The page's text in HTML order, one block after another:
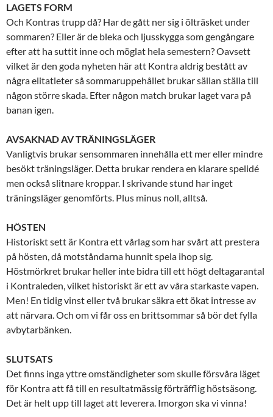
LAGETS FORM
Och Kontras trupp då? Har de gått ner sig i ölträsket under
sommaren? Eller är de bleka och ljusskygga som gengångare
efter att ha suttit inne och möglat hela semestern? Oavsett
vilket är den goda nyheten här att Kontra aldrig bestått av
några elitatleter så sommaruppehållet brukar sällan ställa till
någon större skada. Efter någon match brukar laget vara på
banan igen.
AVSAKNAD AV TRÄNINGSLÄGER
Vanligtvis brukar sensommaren innehålla ett mer eller mindre
besökt träningsläger. Detta brukar rendera en klarare spelidé
men också slitnare kroppar. I skrivande stund har inget
träningsläger genomförts. Plus minus noll, alltså.
HÖSTEN
Historiskt sett är Kontra ett vårlag som har svårt att prestera
på hösten, då motståndarna hunnit spela ihop sig.
Höstmörkret brukar heller inte bidra till ett högt deltagarantal
i Kontraleden, vilket historiskt är ett av våra starkaste vapen.
Men! En tidig vinst eller två brukar säkra ett ökat intresse av
att närvara. Och om vi får oss en brittsommar så bör det fylla
avbytarbänken.
SLUTSATS
Det finns inga yttre omständigheter som skulle försvåra läget
för Kontra att få till en resultatmässig förträfflig höstsäsong.
Det är helt upp till laget att leverera. Imorgon ska vi vinna!